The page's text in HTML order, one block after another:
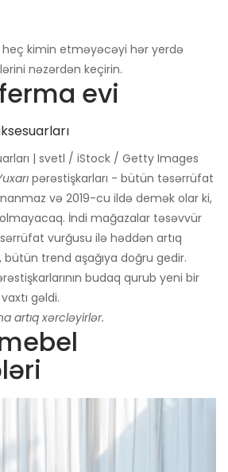
heç kimin etməyəcəyi hər yerdə
nəzərdən keçirin.
evi
| svetl / iStock / Getty Images
pərəstişkarları - bütün təsərrüfat
və 2019-cu ildə demək olar ki,
İndi mağazalar təsəvvür
vurğusu ilə həddən artıq
trend aşağıya doğru gedir.
budaq qurub yeni bir
gəldi.
artıq xərcləyirlər.